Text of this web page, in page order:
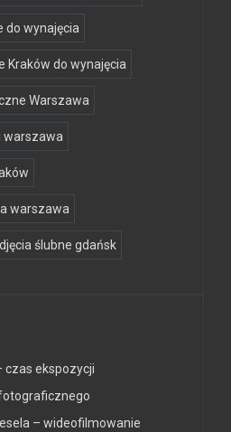
wynajęcia
do wynajęcia
Warszawa
warszawa
ślubne gdańsk
czas ekspozycji
– wideofilmowanie